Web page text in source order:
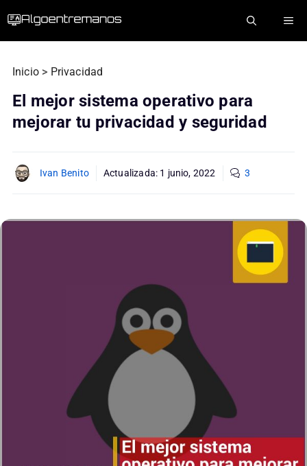
Inicio > Privacidad
El mejor sistema operativo para
mejorar tu privacidad y seguridad
Ivan Benito Actualizada: 1 junio, 2022 3